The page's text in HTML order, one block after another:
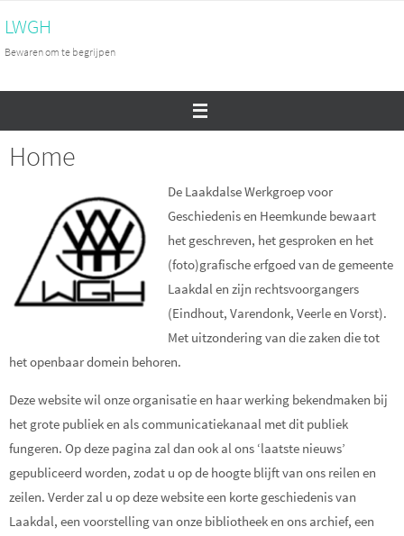
naar
de
LWGH
Bewaren om te begrijpen
Home
De Laakdalse Werkgroep voor
Geschiedenis en Heemkunde bewaart
het geschreven, het gesproken en het
(foto)grafische erfgoed van de gemeente
Laakdal en zijn rechtsvoorgangers
(Eindhout, Varendonk, Veerle en Vorst).
Met uitzondering van die zaken die tot
het openbaar domein behoren.
Deze website wil onze organisatie en haar werking bekendmaken bij
het grote publiek en als communicatiekanaal met dit publiek
fungeren. Op deze pagina zal dan ook al ons ‘laatste nieuws’
gepubliceerd worden, zodat u op de hoogte blijft van ons reilen en
zeilen. Verder zal u op deze website een korte geschiedenis van
Laakdal, een voorstelling van onze bibliotheek en ons archief, een